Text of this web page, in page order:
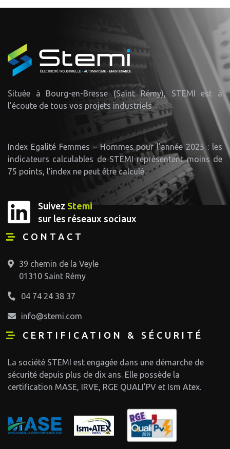
Située à Bourg-en-Bresse (Saint Rémy), STEMI est à
l’écoute de tous vos projets industriels
Index Egalité Femmes – Hommes pour l’année 2025 : les
indicateurs calculables de STEMI représentent moins de
75 points, l’index ne peut être calculé.
Suivez Stemi
sur les réseaux sociaux
CONTACT
39 chemin de la Veyle
01310 Saint Rémy
04 74 24 38 37
info@stemi.com
CERTIFICATION & SÉCURITÉ
La société STEMI est engagée dans une démarche de
sécurité depuis plus de dix ans. Elle possède la
certification MASE, IRVE, RGE QUALI’PV et Ism Atex.